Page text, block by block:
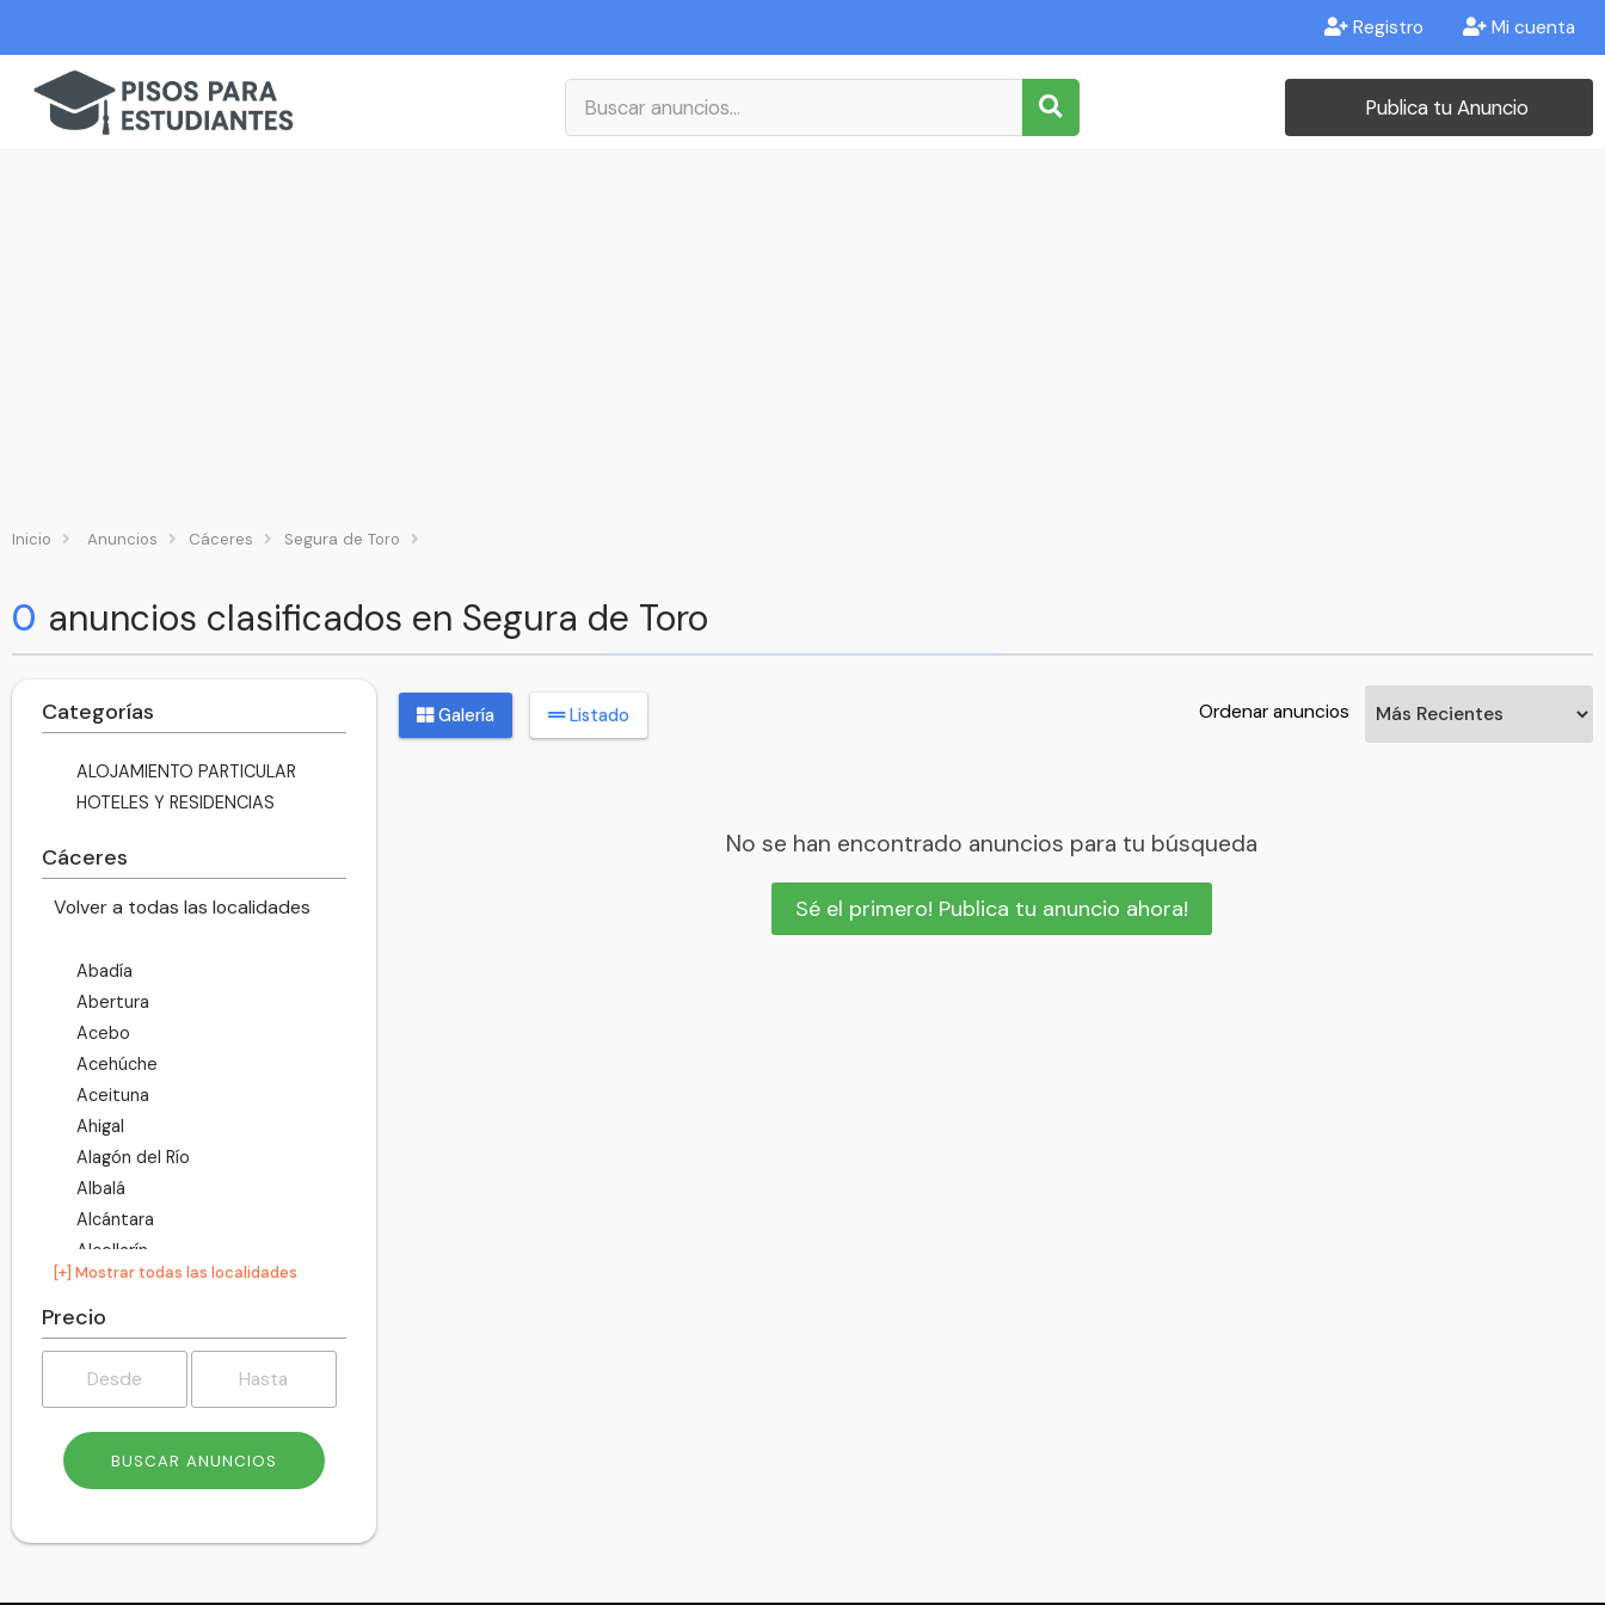
Registro Mi cuenta
Publica tu Anuncio
Inicio Anuncios Cáceres Segura de Toro
0 anuncios clasificados en Segura de Toro
Categorías
ALOJAMIENTO PARTICULAR
HOTELES Y RESIDENCIAS
Cáceres
Volver a todas las localidades
Abadía
Abertura
Acebo
Acehúche
Aceituna
Ahigal
Alagón del Río
Albalá
Alcántara
Alcollarín
Alcuéscar
Aldea del Cano
Aldea del Obispo
Aldeacentenera
Aldeanueva de la Vera
Aldeanueva del Camino
Aldehuela de Jerte
[+] Mostrar todas las localidades
Precio
Galería Listado Ordenar anuncios
No se han encontrado anuncios para tu búsqueda
Sé el primero! Publica tu anuncio ahora!